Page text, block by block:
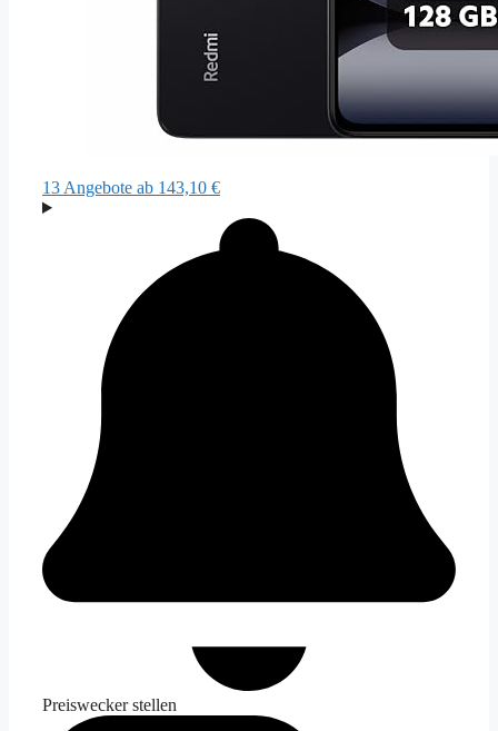
13 Angebote ab 143,10 €
Preiswecker stellen